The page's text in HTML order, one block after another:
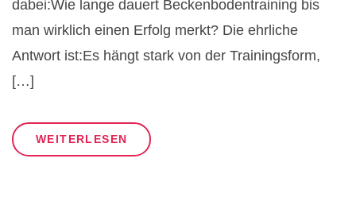
dabei:Wie lange dauert Beckenbodentraining bis
man wirklich einen Erfolg merkt? Die ehrliche
Antwort ist:Es hängt stark von der Trainingsform,
[…]
WEITERLESEN